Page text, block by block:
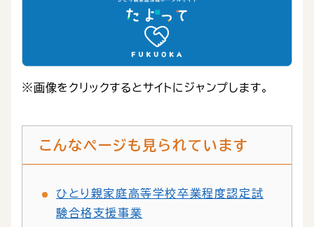
※画像をクリックするとサイトにジャンプします。
こんなページも見られています
ひとり親家庭高等学校卒業程度認定試
験合格支援事業